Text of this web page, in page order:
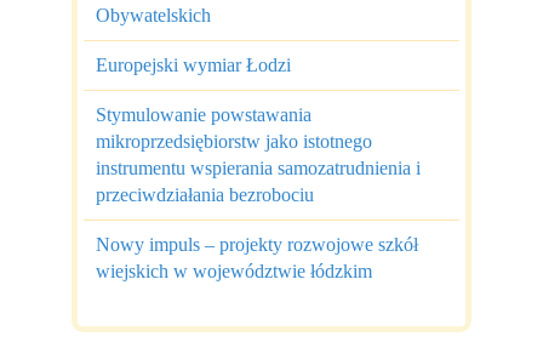
Obywatelskich
Europejski wymiar Łodzi
Stymulowanie powstawania
mikroprzedsiębiorstw jako istotnego
instrumentu wspierania samozatrudnienia i
przeciwdziałania bezrobociu
Nowy impuls – projekty rozwojowe szkół
wiejskich w województwie łódzkim